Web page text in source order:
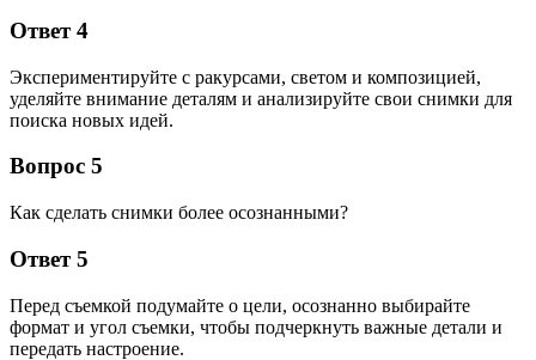
Ответ 4
Экспериментируйте с ракурсами, светом и композицией,
уделяйте внимание деталям и анализируйте свои снимки для
поиска новых идей.
Вопрос 5
Как сделать снимки более осознанными?
Ответ 5
Перед съемкой подумайте о цели, осознанно выбирайте
формат и угол съемки, чтобы подчеркнуть важные детали и
передать настроение.